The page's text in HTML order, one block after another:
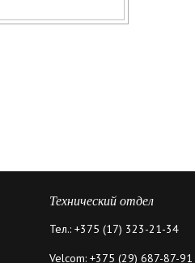
Технический отдел
Тел.: +375 (17) 323-21-34
Velcom: +375 (29) 687-87-91